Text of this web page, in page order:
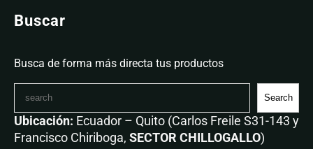
Buscar
Busca de forma más directa tus productos
Search
Ubicación: Ecuador – Quito (Carlos Freile S31-143 y
Francisco Chiriboga, SECTOR CHILLOGALLO)